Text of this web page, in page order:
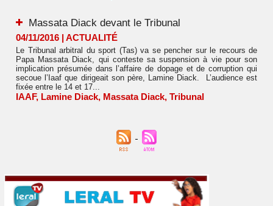
Massata Diack devant le Tribunal
04/11/2016 | ACTUALITÉ
Le Tribunal arbitral du sport (Tas) va se pencher sur le recours de
Papa Massata Diack, qui conteste sa suspension à vie pour son
implication présumée dans l’affaire de dopage et de corruption qui
secoue l’Iaaf que dirigeait son père, Lamine Diack. L’audience est
fixée entre le 14 et 17...
IAAF, Lamine Diack, Massata Diack, Tribunal